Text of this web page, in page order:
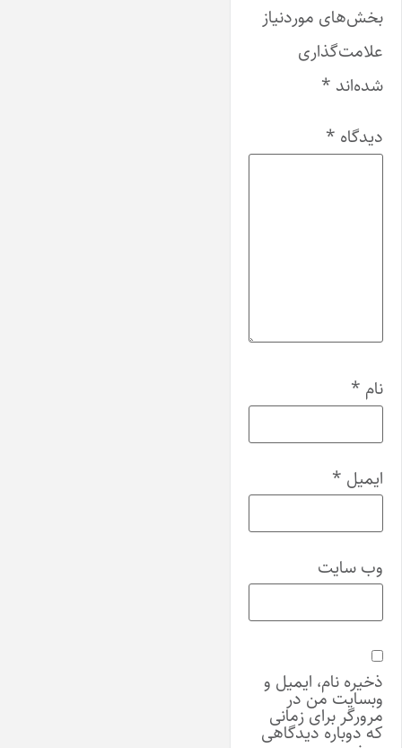
بخش‌های موردنیاز
علامت‌گذاری
شده‌اند *
دیدگاه *
نام *
ایمیل *
وب‌ سایت
ذخیره نام، ایمیل و
وبسایت من در
مرورگر برای زمانی
که دوباره دیدگاهی